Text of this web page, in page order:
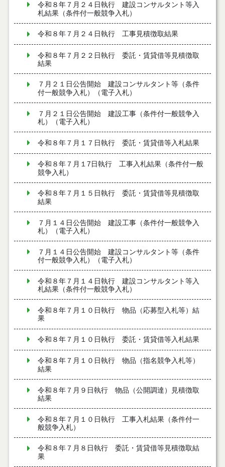
令和８年７月２４日執行 建設コンサルタント等入
札結果（条件付一般競争入札）
令和８年７月２４日執行 工事見積徴取結果
令和８年７月２２日執行 委託・賃貸借等見積徴取
結果
７月２１日公告開始 建設コンサルタント等（条件
付一般競争入札）（電子入札）
７月２１日公告開始 建設工事（条件付一般競争入
札）（電子入札）
令和８年７月１７日執行 委託・賃貸借等入札結果
令和８年７月１7日執行 工事入札結果（条件付一般
競争入札）
令和８年７月１５日執行 委託・賃貸借等見積徴取
結果
７月１４日公告開始 建設工事（条件付一般競争入
札）（電子入札）
７月１４日公告開始 建設コンサルタント等（条件
付一般競争入札）（電子入札）
令和８年７月１４日執行 建設コンサルタント等入
札結果（条件付一般競争入札）
令和８年７月１０日執行 物品（応募型入札等）結
果
令和８年７月１０日執行 委託・賃貸借等入札結果
令和８年７月１０日執行 物品（指名競争入札等）
結果
令和８年７月９日執行 物品（公開調達）見積徴取
結果
令和８年７月１０日執行 工事入札結果（条件付一
般競争入札）
令和８年７月８日執行 委託・賃貸借等見積徴取結
果